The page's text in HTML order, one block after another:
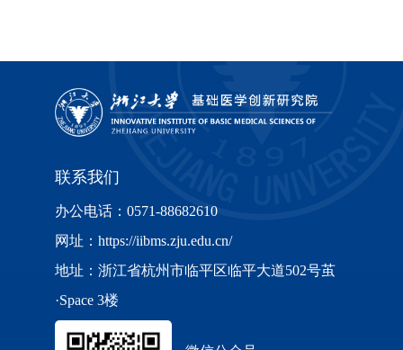
联系我们
办公电话：0571-88682610
网址：https://iibms.zju.edu.cn/
地址：浙江省杭州市临平区临平大道502号茧
·Space 3楼